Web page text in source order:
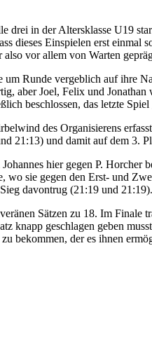
in der Altersklasse U19
dieses Einspielen erst einmal
vor allem von Warten
Runde vergeblich auf ihre
aber Joel, Felix und
beschlossen, das letzte
des Organisierens
21:13) und damit auf dem 3.
hier gegen P. Horcher
sie gegen den Erst- und
davontrug (21:19 und 21:19).
Sätzen zu 18. Im Finale
geschlagen geben
bekommen, der es ihnen